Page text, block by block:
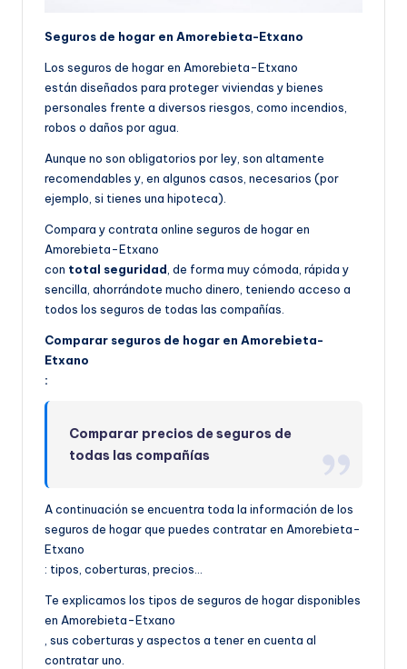
Seguros de hogar en Amorebieta-Etxano
Los seguros de hogar en Amorebieta-Etxano
están diseñados para proteger viviendas y bienes
personales frente a diversos riesgos, como incendios,
robos o daños por agua.
Aunque no son obligatorios por ley, son altamente
recomendables y, en algunos casos, necesarios (por
ejemplo, si tienes una hipoteca).
Compara y contrata online seguros de hogar en
Amorebieta-Etxano
con total seguridad, de forma muy cómoda, rápida y
sencilla, ahorrándote mucho dinero, teniendo acceso a
todos los seguros de todas las compañías.
Comparar seguros de hogar en Amorebieta-
Etxano
:
Comparar precios de seguros de
todas las compañías
A continuación se encuentra toda la información de los
seguros de hogar que puedes contratar en Amorebieta-
Etxano
: tipos, coberturas, precios…
Te explicamos los tipos de seguros de hogar disponibles
en Amorebieta-Etxano
, sus coberturas y aspectos a tener en cuenta al
contratar uno.